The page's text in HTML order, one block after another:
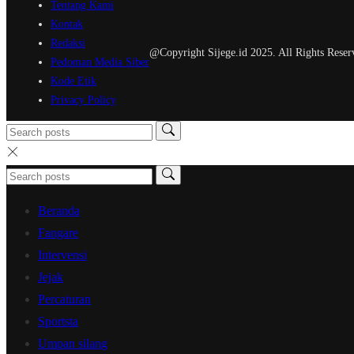
Tentang Kami
Kontak
Redaksi
Pedoman Media Siber
Kode Etik
Privacy Policy
@Copyright Sijege.id 2025. All Rights
Beranda
Fangare
Intervensi
Jejak
Percaturan
Sportsta
Umpan silang